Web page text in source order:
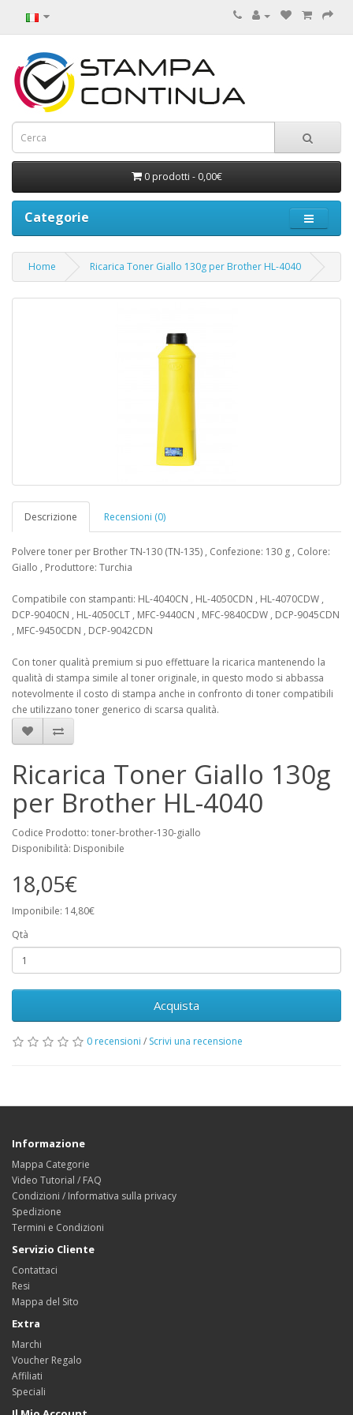
0 prodotti - 0,00€
Categorie
Home Ricarica Toner Giallo 130g per Brother HL-4040
Descrizione Recensioni (0)
Polvere toner per Brother TN-130 (TN-135) , Confezione: 130 g , Colore:
Giallo , Produttore: Turchia
Compatibile con stampanti: HL-4040CN , HL-4050CDN , HL-4070CDW ,
DCP-9040CN , HL-4050CLT , MFC-9440CN , MFC-9840CDW , DCP-9045CDN
, MFC-9450CDN , DCP-9042CDN
Con toner qualità premium si puo effettuare la ricarica mantenendo la
qualità di stampa simile al toner originale, in questo modo si abbassa
notevolmente il costo di stampa anche in confronto di toner compatibili
che utilizzano toner generico di scarsa qualità.
Ricarica Toner Giallo 130g
per Brother HL-4040
Codice Prodotto: toner-brother-130-giallo
Disponibilità: Disponibile
18,05€
Imponibile: 14,80€
Qtà
Acquista
0 recensioni / Scrivi una recensione
Informazione
Mappa Categorie
Video Tutorial / FAQ
Condizioni / Informativa sulla privacy
Spedizione
Termini e Condizioni
Servizio Cliente
Contattaci
Resi
Mappa del Sito
Extra
Marchi
Voucher Regalo
Affiliati
Speciali